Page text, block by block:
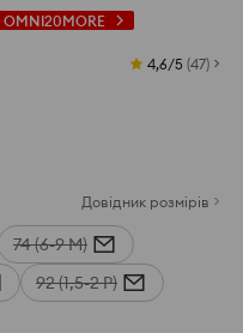
OMNI20MORE
4,6/5 (47)
Довідник розмірів
74 (6-9 М)
92 (1,5-2 Р)